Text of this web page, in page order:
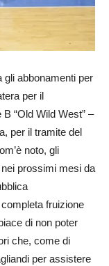
gli abbonamenti per
per il
“Old Wild West” –
per il tramite del
noto, gli
prossimi mesi da
fruizione
di non poter
che, come di
per assistere